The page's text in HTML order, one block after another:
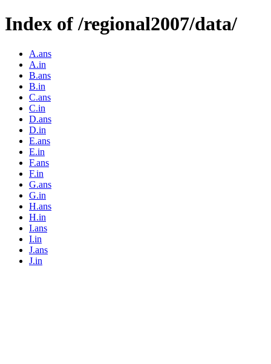
Index of /regional2007/data/
A.ans
A.in
B.ans
B.in
C.ans
C.in
D.ans
D.in
E.ans
E.in
F.ans
F.in
G.ans
G.in
H.ans
H.in
I.ans
I.in
J.ans
J.in